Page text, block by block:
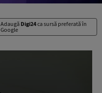
Adaugă Digi24ca sursă preferată în
Google